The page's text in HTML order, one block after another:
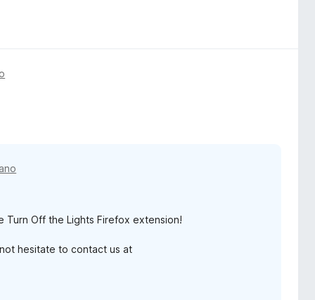
Turn Off the Lights Firefox extension!
hesitate to contact us at